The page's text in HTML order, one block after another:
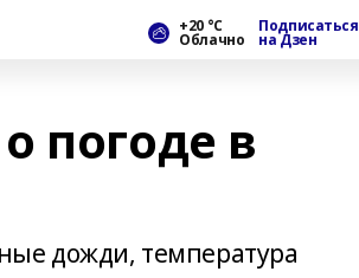
+20 °С
Облачно
Подписаться
на Дзен
погоде в
дожди, температура